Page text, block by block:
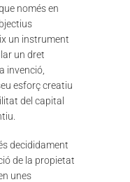
només en
un instrument
un dret
invenció,
esforç creatiu
del capital
decididament
de la propietat
unes